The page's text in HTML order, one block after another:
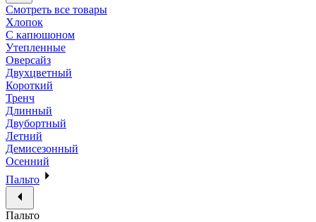
Смотреть все товары
Хлопок
С капюшоном
Утепленные
Оверсайз
Двухцветный
Короткий
Тренч
Длинный
Двубортный
Летний
Демисезонный
Осенний
Пальто
Пальто